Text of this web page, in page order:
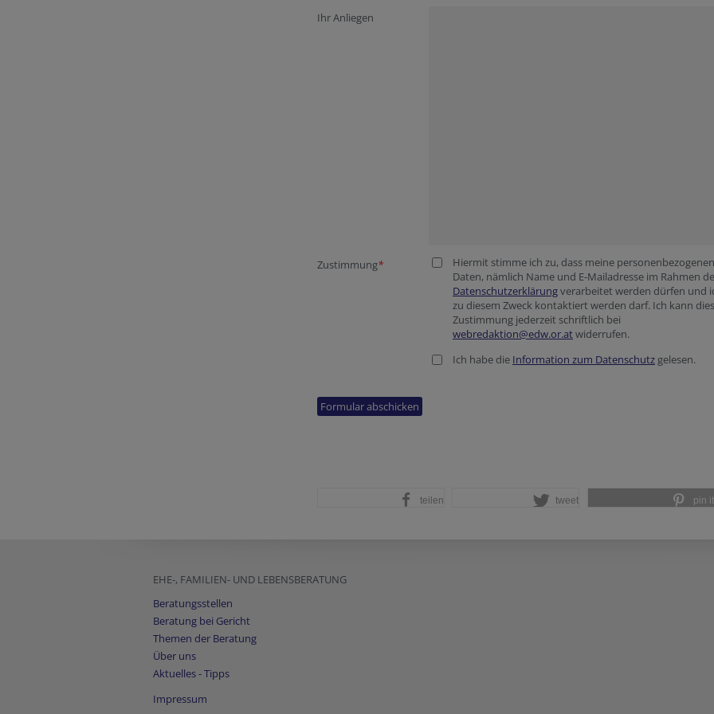
Ihr Anliegen
Zustimmung*
Hiermit stimme ich zu, dass meine personenbezogenen
Daten, nämlich Name und E-Mailadresse im Rahmen
Datenschutzerklärungverarbeitet werden dürfen und
zu diesem Zweck kontaktiert werden darf. Ich kann diese
Zustimmung jederzeit schriftlich bei
webredaktion@edw.or.atwiderrufen.
Ich habe die Information zum Datenschutz gelesen.
teilen tweet pin it
EHE-, FAMILIEN- UND LEBENSBERATUNG
Beratungsstellen
Beratung bei Gericht
Themen der Beratung
Über uns
Aktuelles - Tipps
Impressum